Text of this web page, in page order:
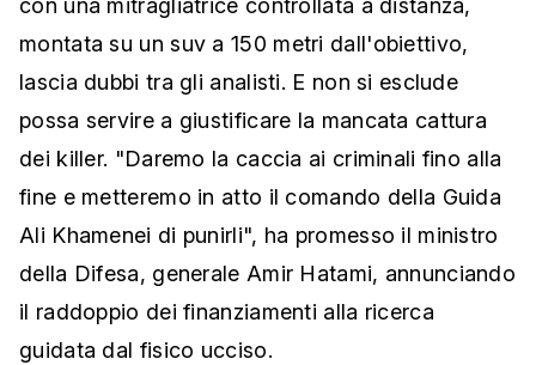
con una mitragliatrice controllata a distanza,
montata su un suv a 150 metri dall'obiettivo,
lascia dubbi tra gli analisti. E non si esclude
possa servire a giustificare la mancata cattura
dei killer. "Daremo la caccia ai criminali fino alla
fine e metteremo in atto il comando della Guida
Ali Khamenei di punirli", ha promesso il ministro
della Difesa, generale Amir Hatami, annunciando
il raddoppio dei finanziamenti alla ricerca
guidata dal fisico ucciso.